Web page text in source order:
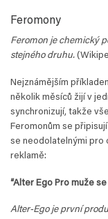
Feromony
Feromon je chemický
stejného druhu.
Nejznámějším
několik měsíců žijí v
synchronizují, takže
Feromonům se
se neodolatelnými pro
reklamě:
“Alter Ego Pro muže
Alter-Ego je první